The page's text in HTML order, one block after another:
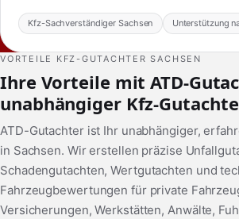
Kfz-Sachverständiger Sachsen Unterstützung
VORTEILE KFZ-GUTACHTER SACHSEN
Ihre Vorteile mit ATD-
unabhängiger Kfz-
ATD-Gutachter ist Ihr unabhängiger,
in Sachsen. Wir erstellen präzise
Schadengutachten, Wertgutachten und
Fahrzeugbewertungen für private
Versicherungen, Werkstätten, Anwälte,